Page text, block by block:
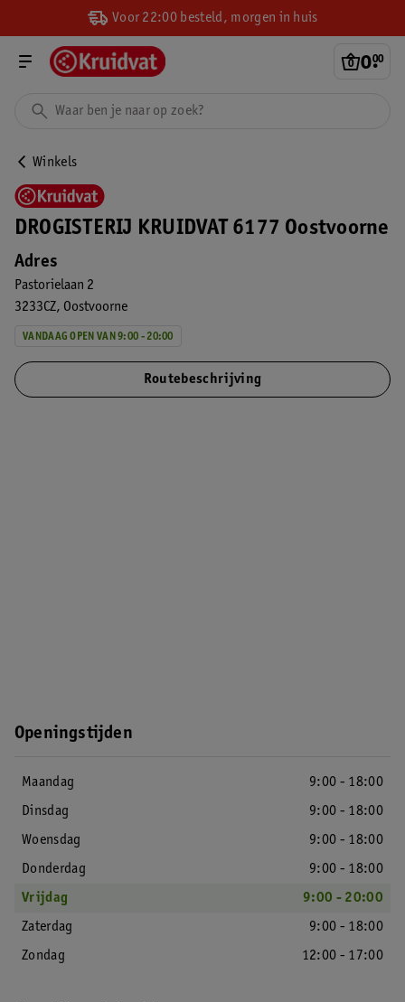
Voor 22:00 besteld, morgen in huis
0.
00
Winkels
DROGISTERIJ KRUIDVAT 6177 Oostvoorne
Adres
Pastorielaan 2
3233CZ Oostvoorne
VANDAAG OPEN VAN 9:00 - 20:00
Routebeschrijving
Openingstijden
Maandag
9:00 - 18:00
Dinsdag
9:00 - 18:00
Woensdag
9:00 - 18:00
Donderdag
9:00 - 18:00
Vrijdag
9:00 - 20:00
Zaterdag
9:00 - 18:00
Zondag
12:00 - 17:00